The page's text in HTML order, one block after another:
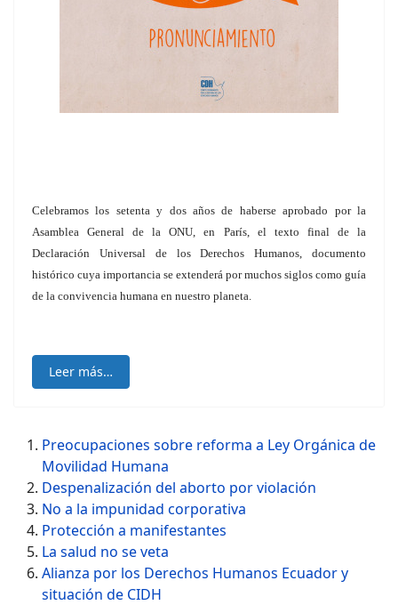
Celebramos los setenta y dos años de haberse aprobado por la
Asamblea General de la ONU, en París, el texto final de la
Declaración Universal de los Derechos Humanos, documento
histórico cuya importancia se extenderá por muchos siglos como guía
de la convivencia humana en nuestro planeta.
Leer más…
Preocupaciones sobre reforma a Ley Orgánica de
Movilidad Humana
Despenalización del aborto por violación
No a la impunidad corporativa
Protección a manifestantes
La salud no se veta
Alianza por los Derechos Humanos Ecuador y
situación de CIDH